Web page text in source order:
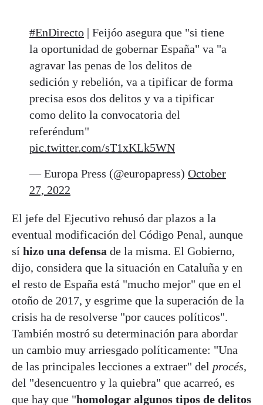
#EnDirecto | Feijóo asegura que "si tiene
la oportunidad de gobernar España" va "a
agravar las penas de los delitos de
sedición y rebelión, va a tipificar de forma
precisa esos dos delitos y va a tipificar
como delito la convocatoria del
referéndum"
pic.twitter.com/sT1xKLk5WN
— Europa Press (@europapress) October
27, 2022
El jefe del Ejecutivo rehusó dar plazos a la
eventual modificación del Código Penal, aunque
sí hizo una defensa de la misma. El Gobierno,
dijo, considera que la situación en Cataluña y en
el resto de España está "mucho mejor" que en el
otoño de 2017, y esgrime que la superación de la
crisis ha de resolverse "por cauces políticos".
También mostró su determinación para abordar
un cambio muy arriesgado políticamente: "Una
de las principales lecciones a extraer" del procés,
del "desencuentro y la quiebra" que acarreó, es
que hay que "homologar algunos tipos de delitos